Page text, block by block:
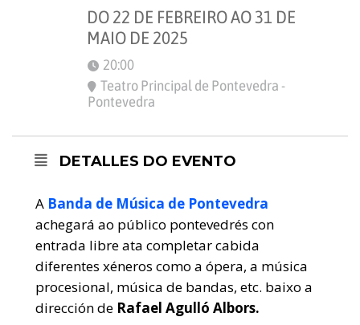
DO 22 DE FEBREIRO AO 31 DE
MAIO DE 2025
20:00
Teatro Principal de Pontevedra -
Pontevedra
DETALLES DO EVENTO
A Banda de Música de Pontevedra
achegará ao público pontevedrés con
entrada libre ata completar cabida
diferentes xéneros como a ópera, a música
procesional, música de bandas, etc. baixo a
dirección de Rafael Agulló Albors.